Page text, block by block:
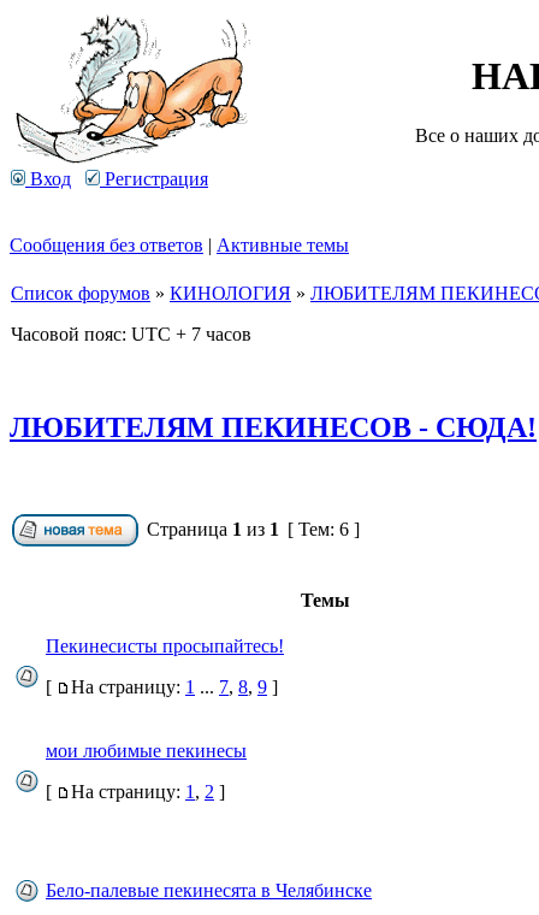
Все о наших
Вход Регистрация
Сообщения без ответов | Активные темы
Список форумов » КИНОЛОГИЯ » ЛЮБИТЕЛЯМ
Часовой пояс: UTC + 7 часов
ЛЮБИТЕЛЯМ ПЕКИНЕСОВ - СЮДА!
Страница 1 из 1 [ Тем: 6 ]
Темы
Пекинесисты просыпайтесь!
[
На страницу: 1 ... 7, 8, 9 ]
мои любимые пекинесы
[
На страницу: 1 , 2 ]
Бело-палевые пекинесята в Челябинске